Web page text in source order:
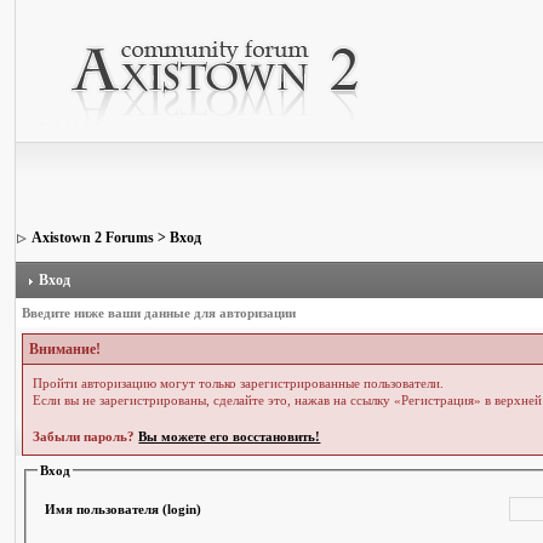
Axistown 2 Forums > Вход
Вход
Введите ниже ваши данные для авторизации
Внимание!
Пройти авторизацию могут только зарегистрированные пользователи.
Если вы не зарегистрированы, сделайте это, нажав на ссылку «Регистрация» в
Забыли пароль?Вы можете его восстановить!
Вход
Имя пользователя (login)